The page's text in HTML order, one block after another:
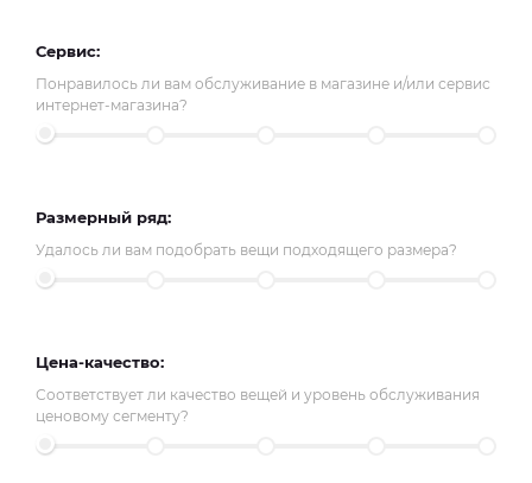
Сервис:
Понравилось ли вам обслуживание в магазине и/или сервис
интернет-магазина?
Размерный ряд:
Удалось ли вам подобрать вещи подходящего размера?
Цена-качество:
Соответствует ли качество вещей и уровень обслуживания
ценовому сегменту?